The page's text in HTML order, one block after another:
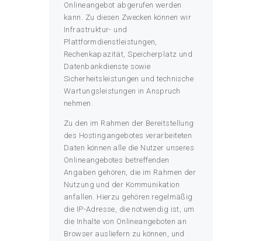
Onlineangebot abgerufen werden
kann. Zu diesen Zwecken können wir
Infrastruktur- und
Plattformdienstleistungen,
Rechenkapazität, Speicherplatz und
Datenbankdienste sowie
Sicherheitsleistungen und technische
Wartungsleistungen in Anspruch
nehmen.
Zu den im Rahmen der Bereitstellung
des Hostingangebotes verarbeiteten
Daten können alle die Nutzer unseres
Onlineangebotes betreffenden
Angaben gehören, die im Rahmen der
Nutzung und der Kommunikation
anfallen. Hierzu gehören regelmäßig
die IP-Adresse, die notwendig ist, um
die Inhalte von Onlineangeboten an
Browser ausliefern zu können, und